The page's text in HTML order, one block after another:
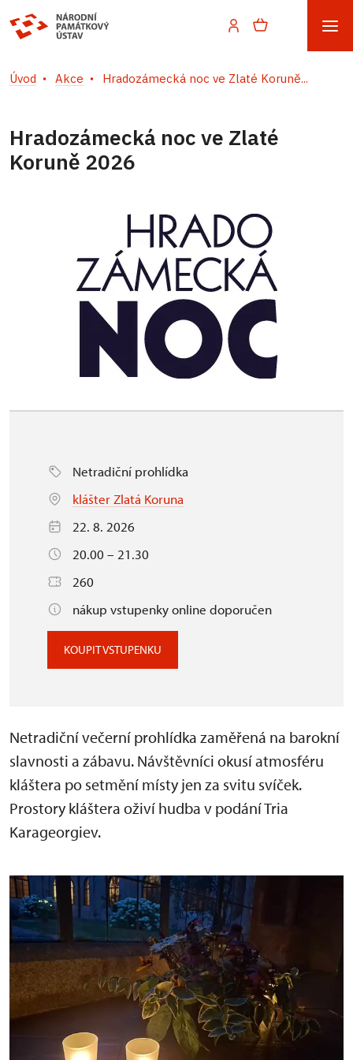
Úvod Akce Hradozámecká noc ve Zlaté Koruně...
Hradozámecká noc ve Zlaté
Koruně 2026
Netradiční prohlídka
klášter Zlatá Koruna
22. 8. 2026
20.00 – 21.30
260
nákup vstupenky online doporučen
KOUPIT VSTUPENKU
Netradiční večerní prohlídka zaměřená na barokní
slavnosti a zábavu. Návštěvníci okusí atmosféru
kláštera po setmění místy jen za svitu svíček.
Prostory kláštera oživí hudba v podání Tria
Karageorgiev.